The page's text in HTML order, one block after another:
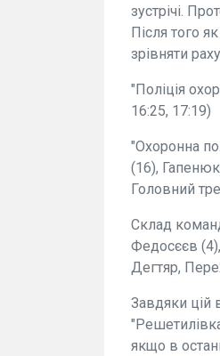
зустрічі.
Після того
зрівняти
"Поліція
16:25, 17:19)
"Охоронна
(16),
Головний
Склад
Федосєєв
Дегтяр,
Завдяки цій
якщо в